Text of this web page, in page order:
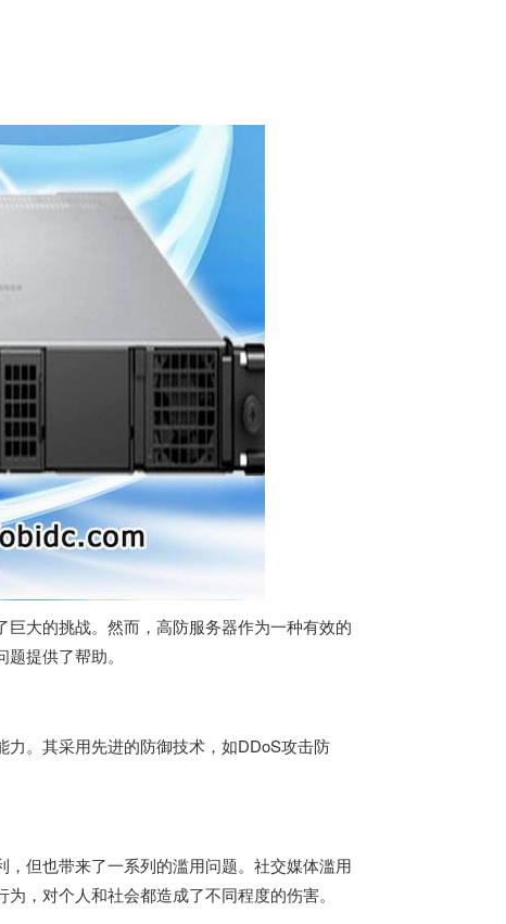
大的挑战。然而， 高防服务器作为一种有效的
提供了帮助。
。其采用先进的防御技术，如DDoS攻击防
但也带来了一系列的滥用问题。社交媒体滥用
，对个人和社会都造成了不同程度的伤害。